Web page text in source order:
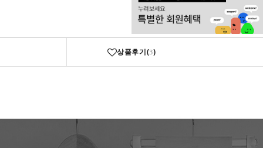
상품후기(3)